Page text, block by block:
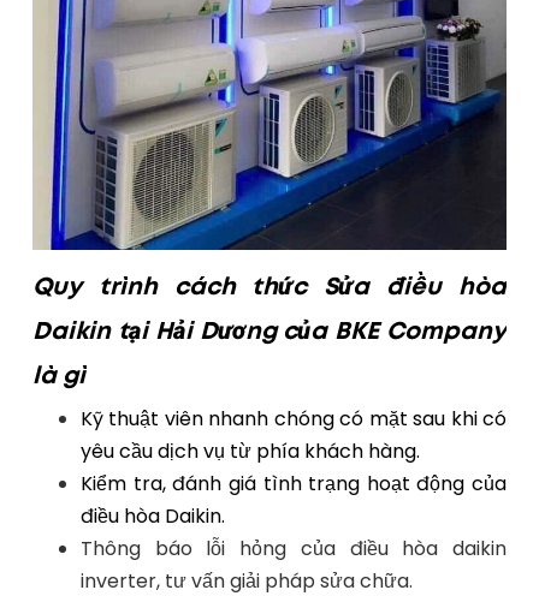
Quy trình cách thức Sửa điều hòa
Daikin tại Hải Dương của BKE Company
là gì
Kỹ thuật viên nhanh chóng có mặt sau khi có
yêu cầu dịch vụ từ phía khách hàng.
Kiểm tra, đánh giá tình trạng hoạt động của
điều hòa Daikin.
Thông báo lỗi hỏng của điều hòa daikin
inverter, tư vấn giải pháp sửa chữa.